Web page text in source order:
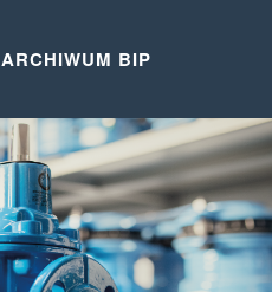
ARCHIWUM BIP